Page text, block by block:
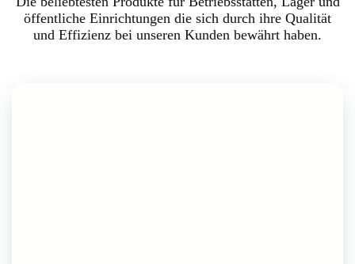
öffentliche Einrichtungen die sich durch ihre Qualität
und Effizienz bei unseren Kunden bewährt haben.